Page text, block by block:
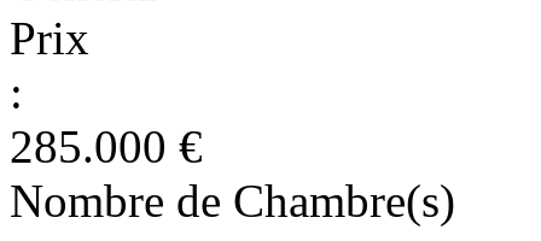
Prix
:
285.000 €
Nombre de Chambre(s)